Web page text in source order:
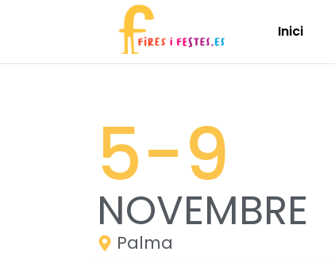
Inici
5-9
NOVEMBRE
Palma